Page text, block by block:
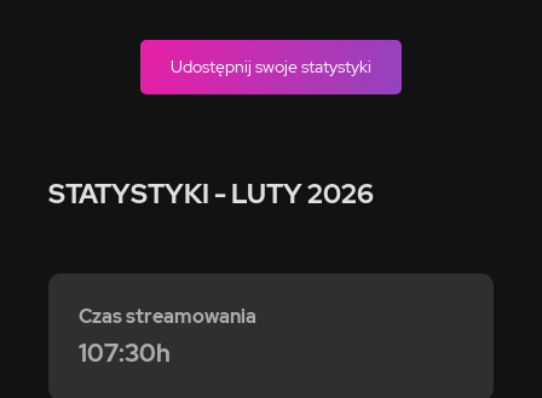
Udostępnij swoje statystyki
STATYSTYKI - LUTY 2026
Czas streamowania
107:30h